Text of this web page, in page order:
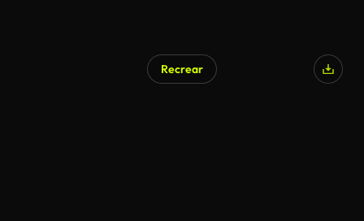
Recrear